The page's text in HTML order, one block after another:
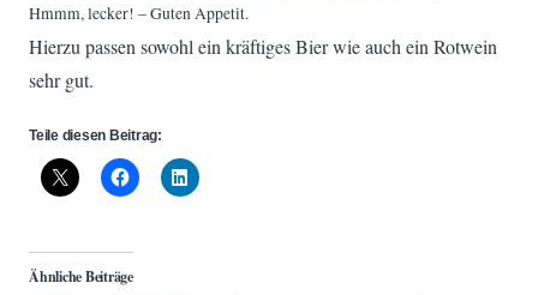
Hmmm, lecker! – Guten Appetit.
Hierzu passen sowohl ein kräftiges Bier wie auch ein Rotwein
sehr gut.
Teile diesen Beitrag:
Ähnliche Beiträge